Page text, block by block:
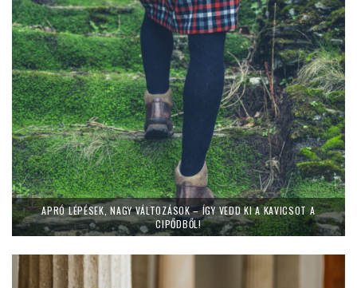
APRÓ LÉPÉSEK, NAGY VÁLTOZÁSOK – ÍGY VEDD KI A KAVICSOT A
CIPŐDBŐL!